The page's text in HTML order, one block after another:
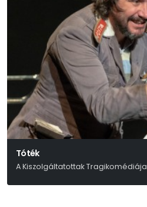
Tóték
A Kiszolgáltatottak Tragikomédiája